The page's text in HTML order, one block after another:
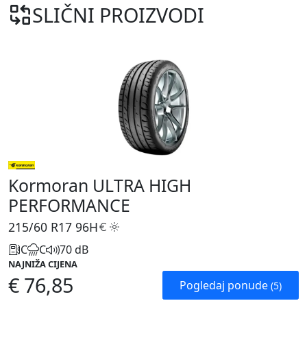
SLIČNI PROIZVODI
Kormoran ULTRA HIGH
PERFORMANCE
215/60 R17 96H
C C 70 dB
NAJNIŽA CIJENA
€ 76,85 Pogledaj ponude (5)